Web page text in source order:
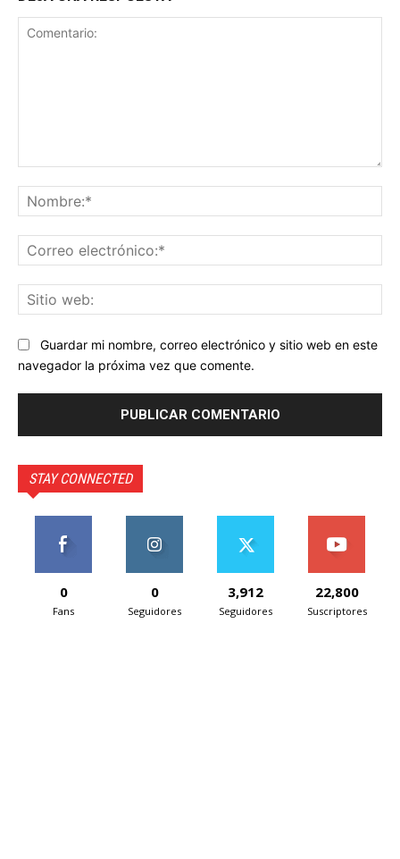
Guardar mi nombre, correo electrónico y sitio web en este
navegador la próxima vez que comente.
STAY CONNECTED
0
Fans
0
Seguidores
3,912
Seguidores
22,800
Suscriptores